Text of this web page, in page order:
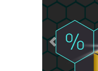
Предыдущий